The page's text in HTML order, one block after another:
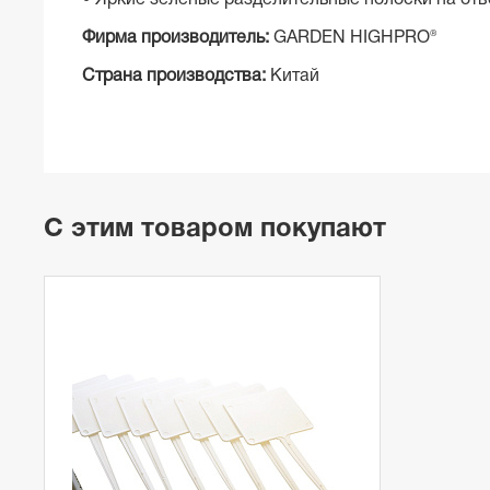
Фирма производитель: GARDEN HIGHPRO®
Страна производства: Китай
С этим товаром покупают